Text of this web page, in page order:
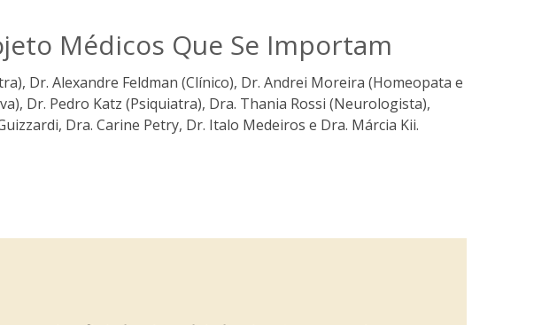
Médicos Que Se Importam
Dr. Alexandre Feldman (Clínico), Dr. Andrei Moreira (Homeopata e
Dr. Pedro Katz (Psiquiatra), Dra. Thania Rossi (Neurologista),
Dra. Carine Petry, Dr. Italo Medeiros e Dra. Márcia Kii.